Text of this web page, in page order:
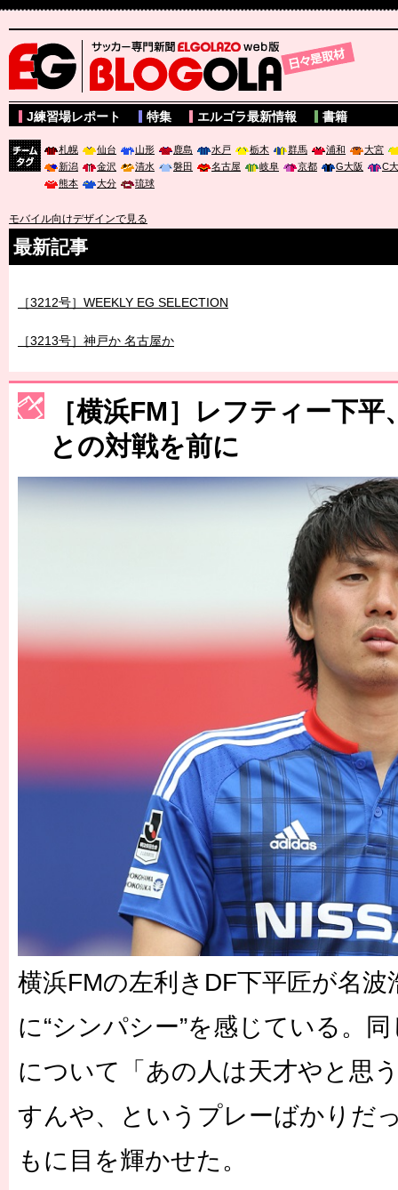
サッカー専門新聞ELGOLAZO web版 BLOGOLA
J練習場レポート 特集 エルゴラ最新情報 書籍
札幌 仙台 山形 鹿島 水戸 栃木 群馬 浦和
大宮
新潟
金沢 清水 磐田 名古屋 岐阜 京都 G大阪
C
熊本
大分 琉球
モバイル向けデザインで見る
最新記事
［3214号］WEST制覇
［3215号］WEEKLY EG SELECTION
［3216号］行く末占うラストワン
［横浜FM］レフティー下
との対戦を前に
横浜FMの左利きDF下平匠が名波
に“シンパシー”を感じている。
について「あの人は天才やと思
すんや、というプレーばかりだ
もに目を輝かせた。